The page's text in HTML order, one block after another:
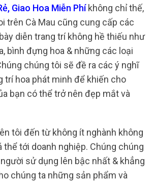
Giao Hoa Miễn Phíkhông chỉ thế,
trên Cà Mau cũng cung cấp các
diễn trang trí không hề thiếu như
bình đựng hoa & những các loại
chúng tôi sẽ đề ra các ý nghĩ
trí hoa phát minh để khiến cho
bạn có thể trở nên đẹp mắt và
tôi đến từ không ít nghành không
thể tới doanh nghiệp. Chúng chúng
sử dụng lên bậc nhất & khẳng
chúng ta những sản phẩm và